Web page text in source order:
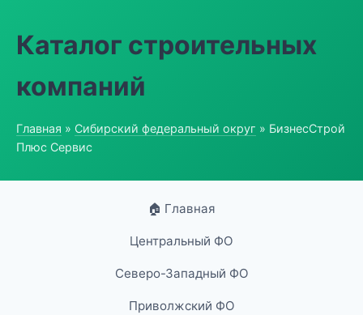
Каталог строительных
компаний
Главная » Сибирский федеральный округ » БизнесСтрой
Плюс Сервис
🏠 Главная
Центральный ФО
Северо-Западный ФО
Приволжский ФО